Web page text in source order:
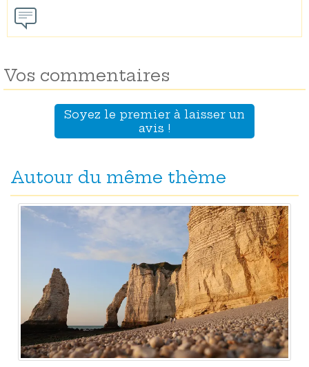
Vos commentaires
Soyez le premier à laisser un
avis !
Autour du même thème